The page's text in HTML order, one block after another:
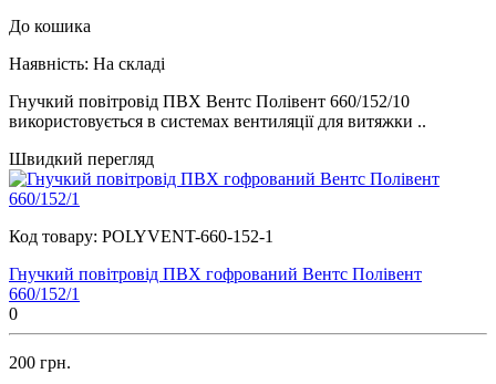
До кошика
Наявність: На складі
Гнучкий повітровід ПВХ Вентс Полівент 660/152/10
використовується в системах вентиляції для витяжки ..
Швидкий перегляд
Код товару: POLYVENT-660-152-1
Гнучкий повітровід ПВХ гофрований Вентс Полівент
660/152/1
0
200 грн.